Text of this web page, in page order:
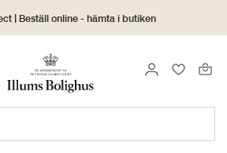
| Beställ online - hämta i butiken
30 dagars returrätt
LOGGA IN